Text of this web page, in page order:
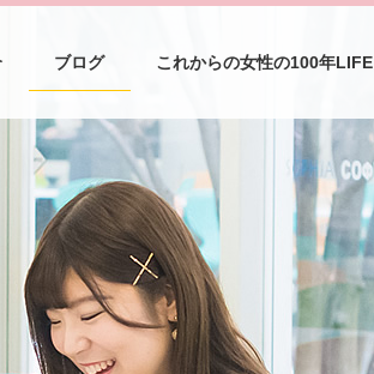
ブログ これからの女性の100年LIFE